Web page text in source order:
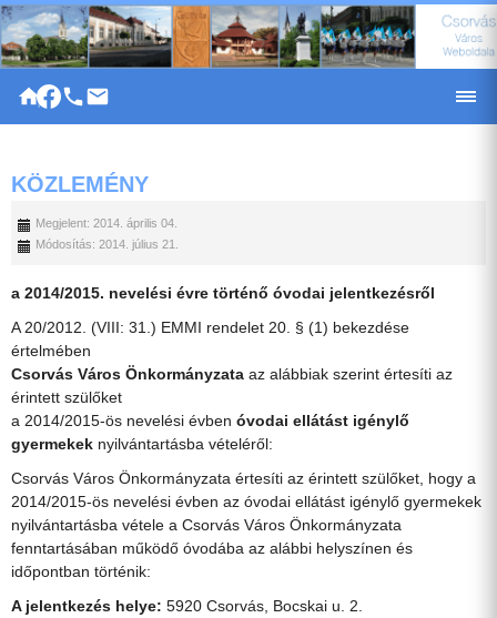
|
KÖZLEMÉNY
Megjelent: 2014. április 04.
Módosítás: 2014. július 21.
a 2014/2015. nevelési évre történő óvodai jelentkezésről
A 20/2012. (VIII: 31.) EMMI rendelet 20. § (1) bekezdése
értelmében
Csorvás Város Önkormányzata az alábbiak szerint értesíti az
érintett szülőket
a 2014/2015-ös nevelési évben óvodai ellátást igénylő
gyermekek nyilvántartásba vételéről:
Csorvás Város Önkormányzata értesíti az érintett szülőket, hogy a
2014/2015-ös nevelési évben az óvodai ellátást igénylő gyermekek
nyilvántartásba vétele a Csorvás Város Önkormányzata
fenntartásában működő óvodába az alábbi helyszínen és
időpontban történik:
A jelentkezés helye: 5920 Csorvás, Bocskai u. 2.